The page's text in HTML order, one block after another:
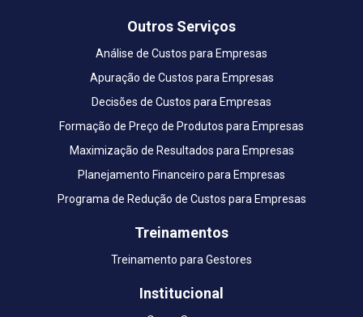
Outros Serviços
Análise de Custos para Empresas
Apuração de Custos para Empresas
Decisões de Custos para Empresas
Formação de Preço de Produtos para Empresas
Maximização de Resultados para Empresas
Planejamento Financeiro para Empresas
Programa de Redução de Custos para Empresas
Treinamentos
Treinamento para Gestores
Institucional